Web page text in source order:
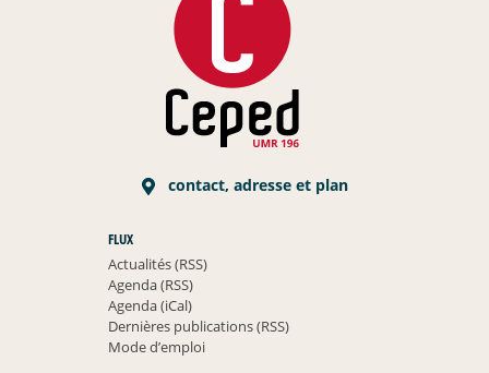
contact, adresse et plan
FLUX
Actualités (RSS)
Agenda (RSS)
Agenda (iCal)
Dernières publications (RSS)
Mode d’emploi